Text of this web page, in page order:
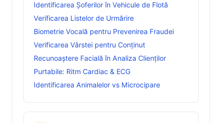
Identificarea Șoferilor în Vehicule de Flotă
Verificarea Listelor de Urmărire
Biometrie Vocală pentru Prevenirea Fraudei
Verificarea Vârstei pentru Conținut
Recunoaștere Facială în Analiza Clienților
Purtabile: Ritm Cardiac & ECG
Identificarea Animalelor vs Microcipare